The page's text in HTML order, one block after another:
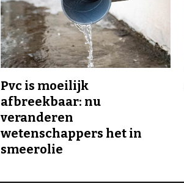
Pvc is moeilijk
afbreekbaar: nu
veranderen
wetenschappers het in
smeerolie